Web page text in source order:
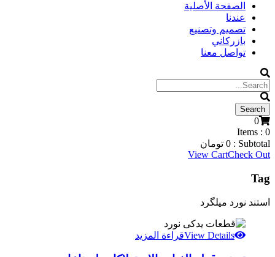
الصفحة الأصلية
عندنا
تصميم وتصنيع
بازركاني
تواصل معنا
0
Items : 0
Subtotal :
0 تومان
View CartCheck Out
Tag
استند نورد میلگرد
View Detailsقراءة المزيد